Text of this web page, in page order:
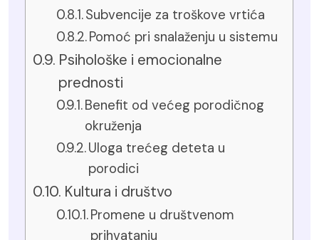
Subvencije za troškove vrtića
Pomoć pri snalaženju u sistemu
Psihološke i emocionalne
prednosti
Benefit od većeg porodičnog
okruženja
Uloga trećeg deteta u
porodici
Kultura i društvo
Promene u društvenom
prihvatanju